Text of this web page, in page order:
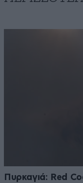
Πυρκαγιά: Red